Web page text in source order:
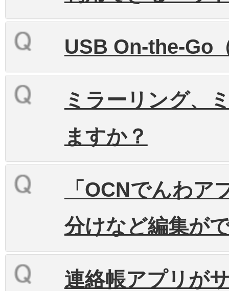
USB On-the-Go
ミラーリング、
ますか？
「OCNでんわア
分けなど編集が
連絡帳アプリが